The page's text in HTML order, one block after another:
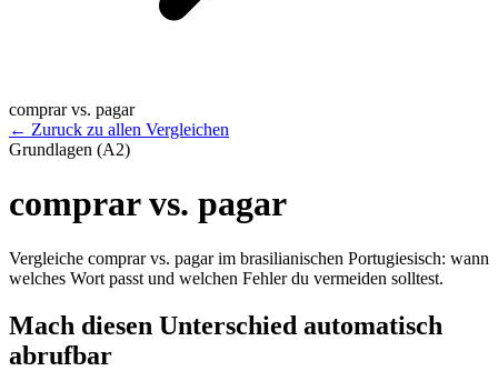
comprar vs. pagar
← Zuruck zu allen Vergleichen
Grundlagen (A2)
comprar vs. pagar
Vergleiche comprar vs. pagar im brasilianischen Portugiesisch: wann
welches Wort passt und welchen Fehler du vermeiden solltest.
Mach diesen Unterschied automatisch
abrufbar